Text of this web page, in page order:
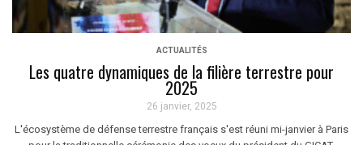
ACTUALITÉS
Les quatre dynamiques de la filière terrestre pour
2025
26 janvier, 2025
L'écosystème de défense terrestre français s'est réuni mi-janvier à Paris